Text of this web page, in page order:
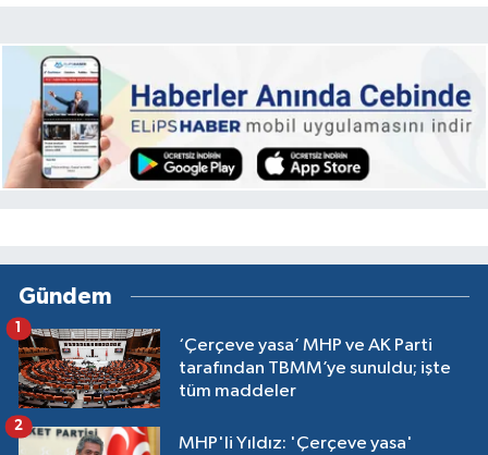
Gündem
‘Çerçeve yasa’ MHP ve AK Parti
tarafından TBMM’ye sunuldu; işte
tüm maddeler
1
MHP'li Yıldız: 'Çerçeve yasa'
2